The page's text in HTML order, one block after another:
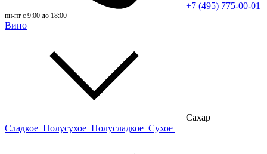
+7 (495) 775-00-01
пн-пт с 9:00 до 18:00
Вино
Сахар
Сладкое Полусухое Полусладкое Сухое